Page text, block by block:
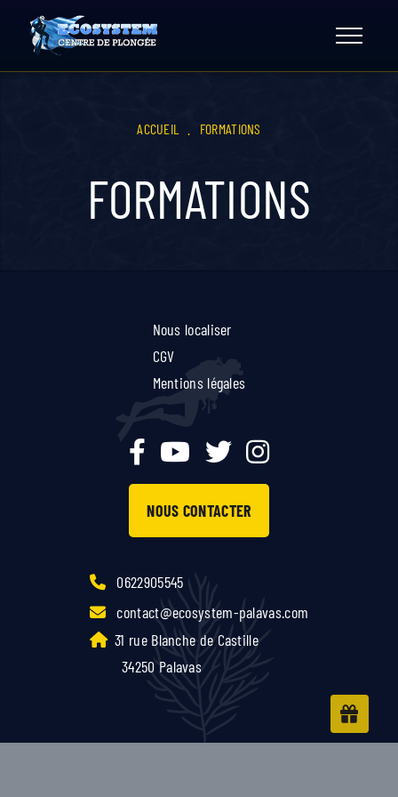
content
ACCUEIL FORMATIONS
FORMATIONS
Nous localiser
CGV
Mentions légales
NOUS CONTACTER
0622905545
contact@ecosystem-palavas.com
31 rue Blanche de Castille
34250 Palavas